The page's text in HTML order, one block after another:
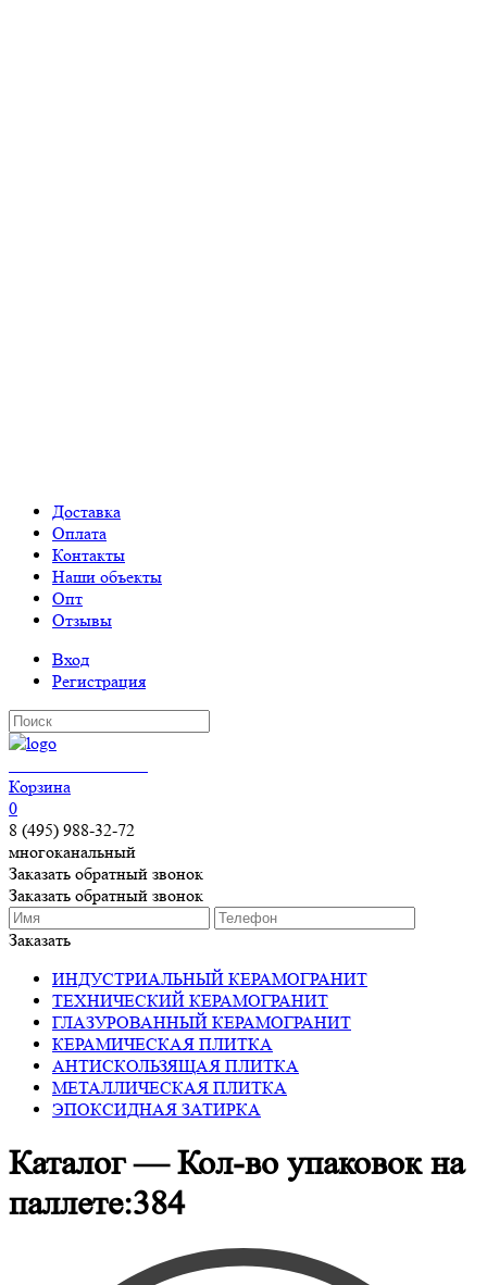
Доставка
Оплата
Контакты
Наши объекты
Опт
Отзывы
Вход
Регистрация
Корзина
0
8 (495) 988-32-72
многоканальный
Заказать обратный звонок
Заказать обратный звонок
Заказать
ИНДУСТРИАЛЬНЫЙ КЕРАМОГРАНИТ
ТЕХНИЧЕСКИЙ КЕРАМОГРАНИТ
ГЛАЗУРОВАННЫЙ КЕРАМОГРАНИТ
КЕРАМИЧЕСКАЯ ПЛИТКА
АНТИСКОЛЬЗЯЩАЯ ПЛИТКА
МЕТАЛЛИЧЕСКАЯ ПЛИТКА
ЭПОКСИДНАЯ ЗАТИРКА
Каталог — Кол-во упаковок на
паллете:384